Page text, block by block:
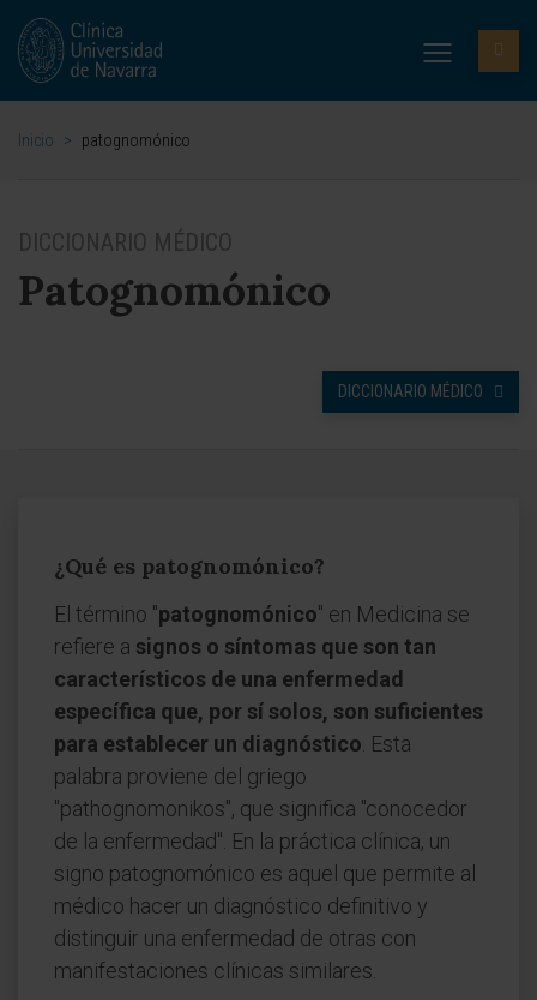
Inicio > patognomónico
DICCIONARIO MÉDICO
Patognomónico
DICCIONARIO MÉDICO
¿Qué es patognomónico?
El término "patognomónico" en Medicina se
refiere a signos o síntomas que son tan
característicos de una enfermedad
específica que, por sí solos, son suficientes
para establecer un diagnóstico . Esta
palabra proviene del griego
"pathognomonikos", que significa "conocedor
de la enfermedad". En la práctica clínica, un
signo patognomónico es aquel que permite al
médico hacer un diagnóstico definitivo y
distinguir una enfermedad de otras con
manifestaciones clínicas similares.